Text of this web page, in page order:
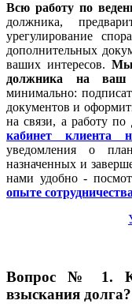
Всю работу по
должника,
урегулирование
дополнительных
ваших интересов.Мы
должника на ваш
минимально:
документов и
на связи, а работу по
кабинет клиента
уведомления о
назначенных и
нами удобно -
опыте
Вопрос № 1.
взыскания долга?